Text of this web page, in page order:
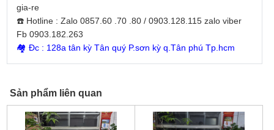
gia-re
☎️ Hotline : Zalo 0857.60 .70 .80 / 0903.128.115 zalo viber
Fb 0903.182.263
🏘 Đc : 128a tân kỳ Tân quý P.sơn kỳ q.Tân phú Tp.hcm
Sản phẩm liên quan